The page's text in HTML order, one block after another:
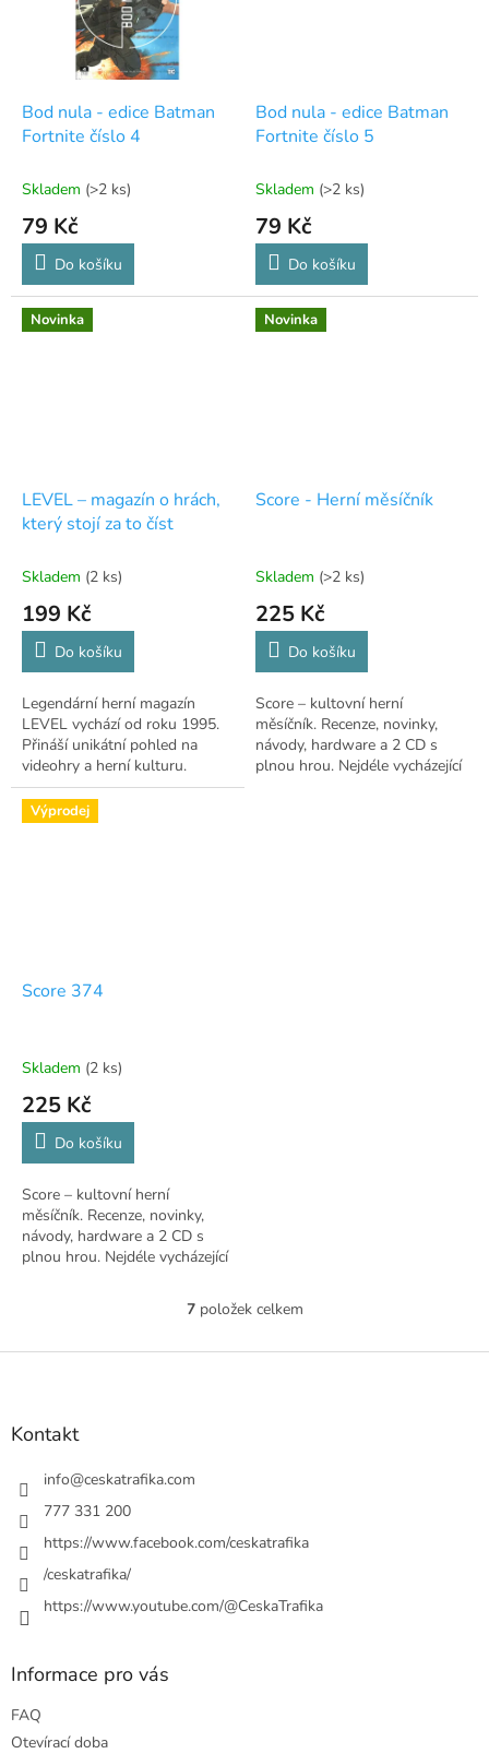
Bod nula - edice Batman
Fortnite číslo 4
Skladem (>2 ks)
79 Kč
Do košíku
Bod nula - edice Batman
Fortnite číslo 5
Skladem (>2 ks)
79 Kč
Do košíku
Novinka
LEVEL – magazín o hrách,
který stojí za to číst
Skladem (2 ks)
199 Kč
Do košíku
Legendární herní magazín
LEVEL vychází od roku 1995.
Přináší unikátní pohled na
videohry a herní kulturu.
Získejte svůj výtisk!
Novinka
Score - Herní měsíčník
Skladem (>2 ks)
225 Kč
Do košíku
Score – kultovní herní
měsíčník. Recenze, novinky,
návody, hardware a 2 CD s
plnou hrou. Nejdéle vycházející
Výprodej
Score 374
Skladem (2 ks)
225 Kč
Do košíku
Score – kultovní herní
měsíčník. Recenze, novinky,
návody, hardware a 2 CD s
plnou hrou. Nejdéle vycházející
O
l
k
ý
7položek celkem
Z
Kontakt
info@ceskatrafika.com
777 331 200
https://www.facebook.com/ceskatrafika
/ceskatrafika/
https://www.youtube.com/@CeskaTrafika
Informace pro vás
FAQ
Otevírací doba